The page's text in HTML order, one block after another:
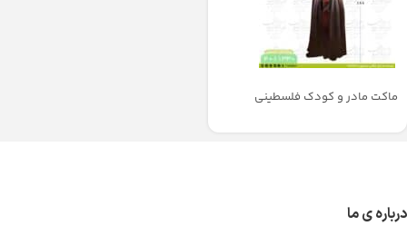
ماکت مادر و کودک فلسطینی
درباره ی ما